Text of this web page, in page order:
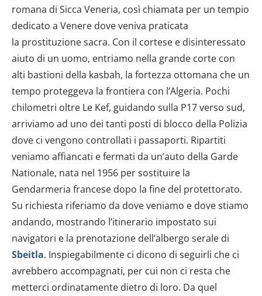
romana di Sicca Veneria, così chiamata per un tempio
dedicato a Venere dove veniva praticata
la prostituzione sacra. Con il cortese e disinteressato
aiuto di un uomo, entriamo nella grande corte con
alti bastioni della kasbah, la fortezza ottomana che un
tempo proteggeva la frontiera con l’Algeria. Pochi
chilometri oltre Le Kef, guidando sulla P17 verso sud,
arriviamo ad uno dei tanti posti di blocco della Polizia
dove ci vengono controllati i passaporti. Ripartiti
veniamo affiancati e fermati da un’auto della Garde
Nationale, nata nel 1956 per sostituire la
Gendarmeria francese dopo la fine del protettorato.
Su richiesta riferiamo da dove veniamo e dove stiamo
andando, mostrando l’itinerario impostato sui
navigatori e la prenotazione dell’albergo serale di
Sbeitla. Inspiegabilmente ci dicono di seguirli che ci
avrebbero accompagnati, per cui non ci resta che
metterci ordinatamente dietro di loro. Da quel